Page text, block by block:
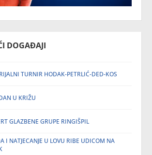
DOGAĐAJI
TURNIR HODAK-PETRLIĆ-DED-KOS
U KRIŽU
GLAZBENE GRUPE RINGIŠPIL
I NATJECANJE U LOVU RIBE UDICOM NA